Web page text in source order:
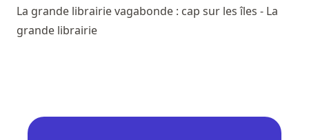
La grande librairie vagabonde : cap sur les îles - La
grande librairie